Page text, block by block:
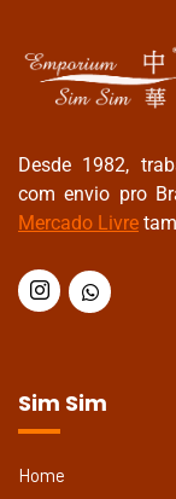
Desde 1982,
com envio pro
Mercado Livre
Sim Sim
Home